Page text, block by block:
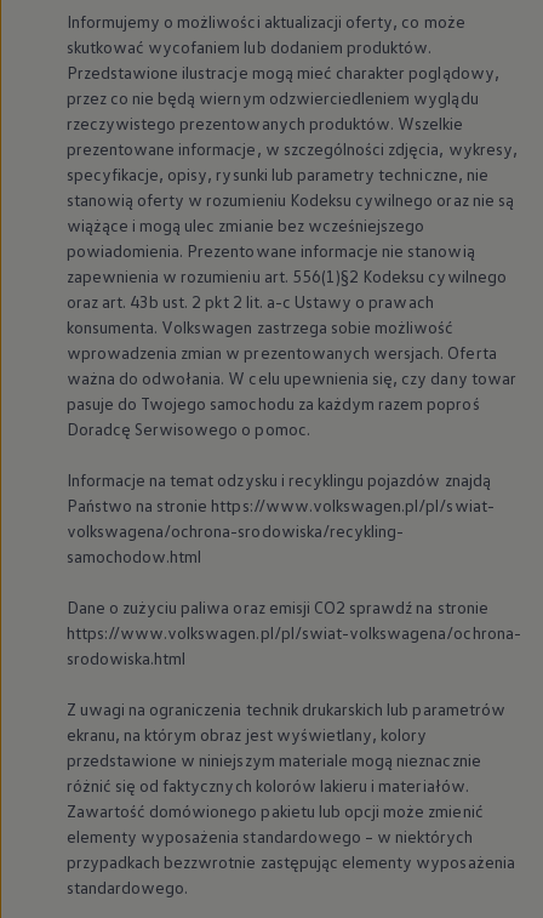
Połączenie telefonu komórkowego z pojazdem
We Charge
Strefa kierowcy
Elektroniczna Instrukcja Obsługi
Informacje dla klientów
Informator o pojeździe
Gwarancje
Lampki ostrzegawcze i sygnalizacyjne
Starsze modele i generacje – archiwum oraz
Certyfikaty
Wszystkie usługi
Oferty serwisowe
Dla przyszłych użytkowników Volkswagena
Dla obecnych użytkowników Volkswagena
Sezonowe usługi serwisowe
Korzyści autoryzowanego serwisowania
Informacje dla warsztatów
Świat Volkswagena
Volkswagen Magazine
Samochody hybrydowe
SUV-y
Elektromobilność
Rozwój
Nowy samochód krok po kroku – poradnik
Samochody ekonomiczne i ekologiczne
Technologie i bezpieczeństwo
Odwiedź Volkswagen Home
Infolinia Volkswagen
Podcast Elektrycznie Tematyczni
Umów się na Serwis
Newsletter ID.
Społeczność Volkswagena
Znajdź Dealera
Zapisz się na jazdę próbną
Informujemy o możliwości aktualizacji oferty, co może
skutkować wycofaniem lub dodaniem produktów.
Przedstawione ilustracje mogą mieć charakter poglądowy,
przez co nie będą wiernym odzwierciedleniem wyglądu
rzeczywistego prezentowanych produktów. Wszelkie
prezentowane informacje, w szczególności zdjęcia, wykresy,
specyfikacje, opisy, rysunki lub parametry techniczne, nie
stanowią oferty w rozumieniu Kodeksu cywilnego oraz nie są
wiążące i mogą ulec zmianie bez wcześniejszego
powiadomienia. Prezentowane informacje nie stanowią
zapewnienia w rozumieniu art. 556(1)§2 Kodeksu cywilnego
oraz art. 43b ust. 2 pkt 2 lit. a-c Ustawy o prawach
konsumenta. Volkswagen zastrzega sobie możliwość
wprowadzenia zmian w prezentowanych wersjach. Oferta
ważna do odwołania. W celu upewnienia się, czy dany towar
pasuje do Twojego samochodu za każdym razem poproś
Doradcę Serwisowego o pomoc.
Informacje na temat odzysku i recyklingu pojazdów znajdą
Państwo na stronie https://www.volkswagen.pl/pl/swiat-
volkswagena/ochrona-srodowiska/recykling-
samochodow.html
Dane o zużyciu paliwa oraz emisji CO2 sprawdź na stronie
https://www.volkswagen.pl/pl/swiat-volkswagena/ochrona-
srodowiska.html
Z uwagi na ograniczenia technik drukarskich lub parametrów
ekranu, na którym obraz jest wyświetlany, kolory
przedstawione w niniejszym materiale mogą nieznacznie
różnić się od faktycznych kolorów lakieru i materiałów.
Zawartość domówionego pakietu lub opcji może zmienić
elementy wyposażenia standardowego – w niektórych
przypadkach bezzwrotnie zastępując elementy wyposażenia
standardowego.